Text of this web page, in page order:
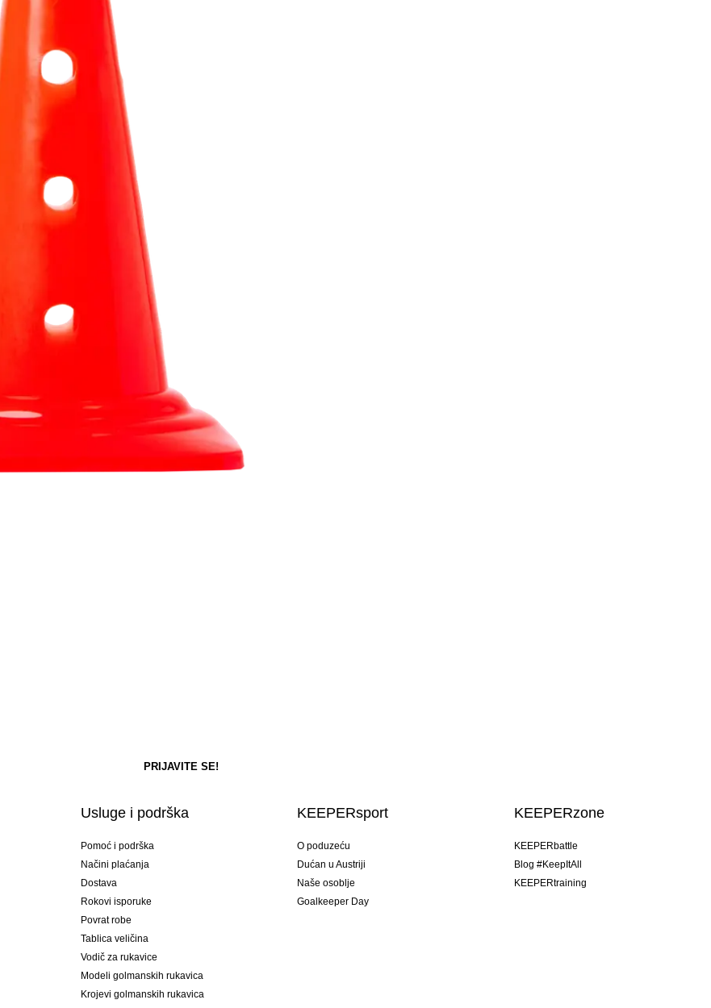
Usluge i podrška
Pomoć i podrška
Načini plaćanja
Dostava
Rokovi isporuke
Povrat robe
Tablica veličina
Vodič za rukavice
Modeli golmanskih rukavica
Krojevi golmanskih rukavica
KEEPERsport
O poduzeću
Dućan u Austriji
Naše osoblje
Goalkeeper Day
KEEPERzone
KEEPERbattle
Blog #KeepItAll
KEEPERtraining